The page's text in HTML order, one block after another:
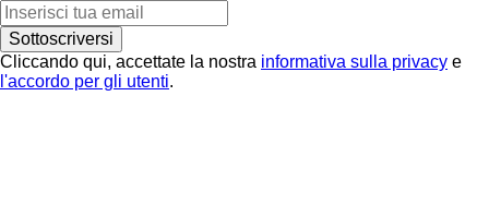
Sottoscriversi
Cliccando qui, accettate la nostra informativa sulla privacy e
l'accordo per gli utenti.